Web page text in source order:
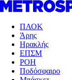
ΠΑΟΚ
Άρης
Ηρακλής
ΕΠΣΜ
ΡΟΗ
Ποδόσφαιρο